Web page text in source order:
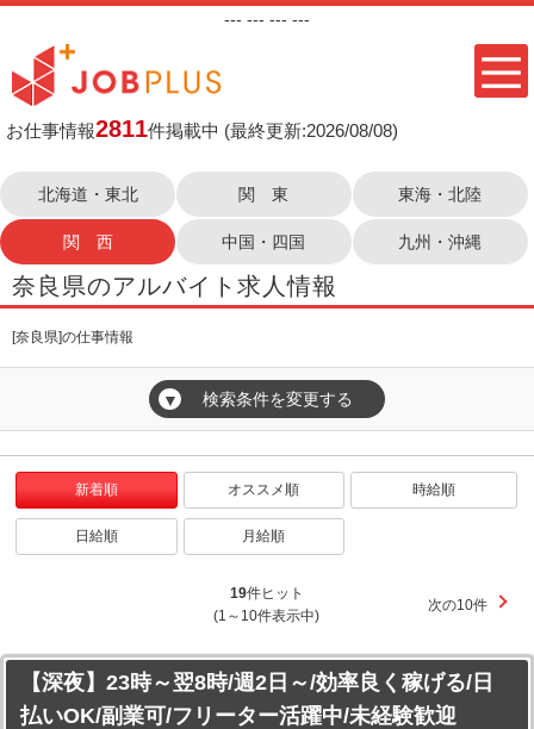
--- --- --- ---
お仕事情報2811件掲載中 (最終更新:2026/08/08)
北海道・東北 関 東 東海・北陸
関 西 中国・四国 九州・沖縄
奈良県のアルバイト求人情報
[奈良県]の仕事情報
▼ 検索条件を変更する
新着順 オススメ順 時給順
日給順 月給順
19件ヒット
(1～10件表示中)
次の10件
【深夜】23時～翌8時/週2日～/効率良く稼げる/日
払いOK/副業可/フリーター活躍中/未経験歓迎